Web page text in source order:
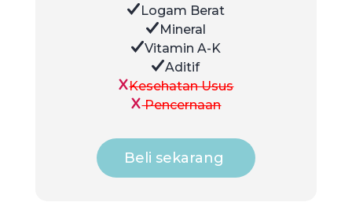
Logam Berat
Mineral
Vitamin A-K
Aditif
Kesehatan Usus
Pencernaan
Beli sekarang